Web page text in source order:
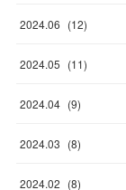
2024.06 (12)
2024.05 (11)
2024.04 (9)
2024.03 (8)
2024.02 (8)